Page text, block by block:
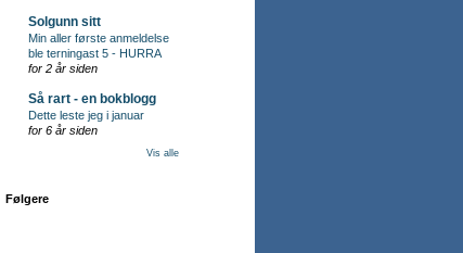
Solgunn sitt
Min aller første anmeldelse
ble terningast 5 - HURRA
for 2 år siden
Så rart - en bokblogg
Dette leste jeg i januar
for 6 år siden
Vis alle
Følgere